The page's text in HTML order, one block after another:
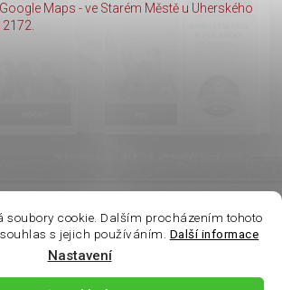
soubory cookie. Dalším procházením tohoto
s jejich používáním. Další informace
Nastavení
Vážení zákazníci. Ve
čtvrtek 6.8 je na
Maps - ve Starém Městě u Uherského